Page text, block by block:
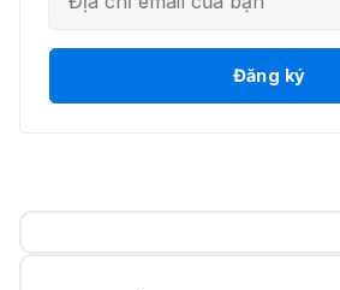
♾️ Hướng dẫn reset
trình công việc
Đăng ký